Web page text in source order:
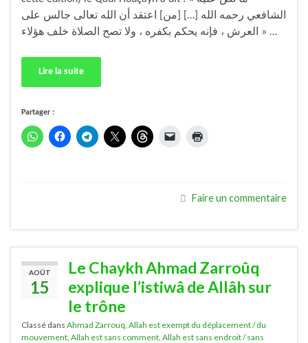
الشافعي رحمه الله […] [من] اعتقد أن الله تعالی جالس على
العرش ، فإنه يحكم بكفره ، ولا تصح الصلاة خلف هؤلاء » …
Lire la suite
Partager :
Faire un commentaire
AOÛT
15
Le Chaykh Ahmad Zarroûq
explique l’istiwâ de Allâh sur
le trône
Classé dans Ahmad Zarrouq Allah est exempt du déplacement / du
mouvement Allah est sans comment Allah est sans endroit / sans